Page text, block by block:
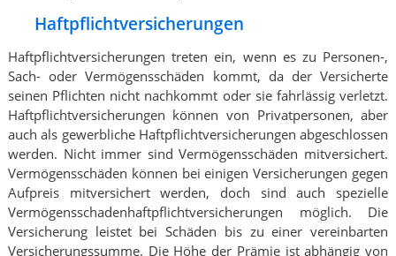
Haftpflichtversicherungen
Haftpflichtversicherungen treten ein, wenn es zu Personen-,
Sach- oder Vermögensschäden kommt, da der Versicherte
seinen Pflichten nicht nachkommt oder sie fahrlässig verletzt.
Haftpflichtversicherungen können von Privatpersonen, aber
auch als gewerbliche Haftpflichtversicherungen abgeschlossen
werden. Nicht immer sind Vermögensschäden mitversichert.
Vermögensschäden können bei einigen Versicherungen gegen
Aufpreis mitversichert werden, doch sind auch spezielle
Vermögensschadenhaftpflichtversicherungen möglich. Die
Versicherung leistet bei Schäden bis zu einer vereinbarten
Versicherungssumme. Die Höhe der Prämie ist abhängig von